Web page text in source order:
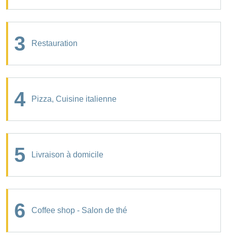
3 Restauration
4 Pizza, Cuisine italienne
5 Livraison à domicile
6 Coffee shop - Salon de thé